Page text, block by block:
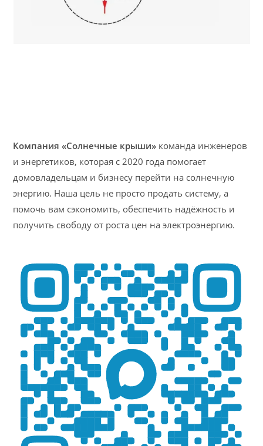
Компания «Солнечные крыши» команда инженеров
и энергетиков, которая с 2020 года помогает
домовладельцам и бизнесу перейти на солнечную
энергию. Наша цель не просто продать систему, а
помочь вам сэкономить, обеспечить надёжность и
получить свободу от роста цен на электроэнергию.